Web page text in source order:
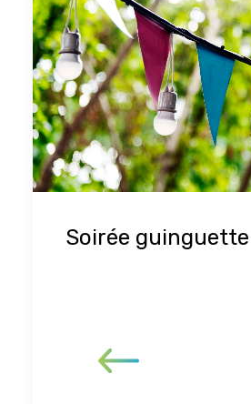
Soirée guinguette